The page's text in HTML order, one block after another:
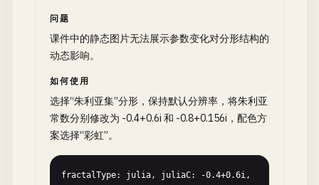
问题
课件中的静态图片无法展示参数变化对分形结构的
动态影响。
如何使用
选择“朱利亚集”分形，保持默认分辨率，将朱利亚
常数分别修改为 -0.4+0.6i 和 -0.8+0.156i，配色方
案选择“彩虹”。
fractalType: julia, juliaC: -0.4+0.6i,